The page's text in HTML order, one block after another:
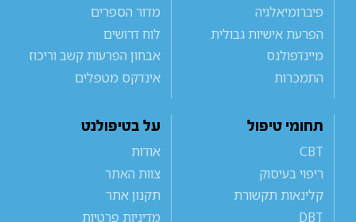
פיברומיאלגיה
הפרעת אישיות גבולית
מיינדפולנס
התמכרות
מדור הספרים
לוח דרושים
אבחון הפרעות קשב וריכוז
אינדקס מטפלים
תחומי טיפול
CBT
ריפוי בעיסוק
קלינאות תקשורת
DBT
על בטיפולנט
אודות
צוות האתר
תקנון אתר
מדיניות פרטיות